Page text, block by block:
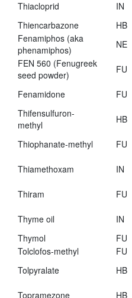
Thiacloprid
IN
Thiencarbazone
HB
Fenamiphos (aka
phenamiphos)
NE
FEN 560 (Fenugreek
seed powder)
FU
Fenamidone FU
Thifensulfuron-
methyl
HB
Thiophanate-methyl FU
Thiamethoxam
IN
Thiram FU
Thyme oil IN
Thymol
FU
Tolclofos-methyl
FU
Tolpyralate
HB
Topramezone HB